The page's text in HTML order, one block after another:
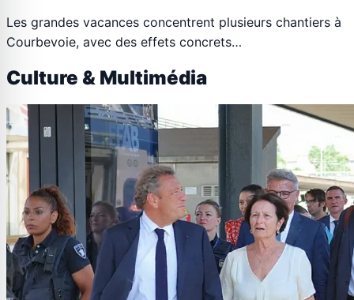
Les grandes vacances concentrent plusieurs chantiers à
Courbevoie, avec des effets concrets…
Culture & Multimédia